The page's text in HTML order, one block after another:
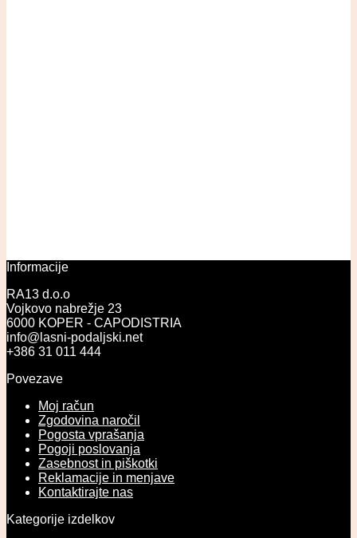
Informacije
RA13 d.o.o
Vojkovo nabrežje 23
6000 KOPER - CAPODISTRIA
info@lasni-podaljski.net
+386 31 011 444
Povezave
Moj račun
Zgodovina naročil
Pogosta vprašanja
Pogoji poslovanja
Zasebnost in piškotki
Reklamacije in menjave
Kontaktirajte nas
Kategorije izdelkov